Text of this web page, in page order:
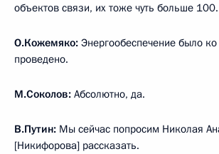
объектов связи, их тоже чуть больше 100.
О.Кожемяко: Энергообеспечение было
проведено.
М.Соколов: Абсолютно, да.
В.Путин: Мы сейчас попросим Николая
[Никифорова] рассказать.